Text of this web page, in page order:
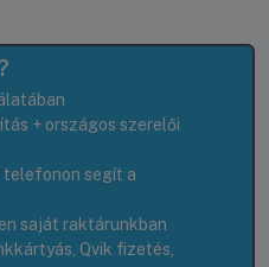
+ országos szerelői
segít a
saját raktárunkban
Qvik fizetés,